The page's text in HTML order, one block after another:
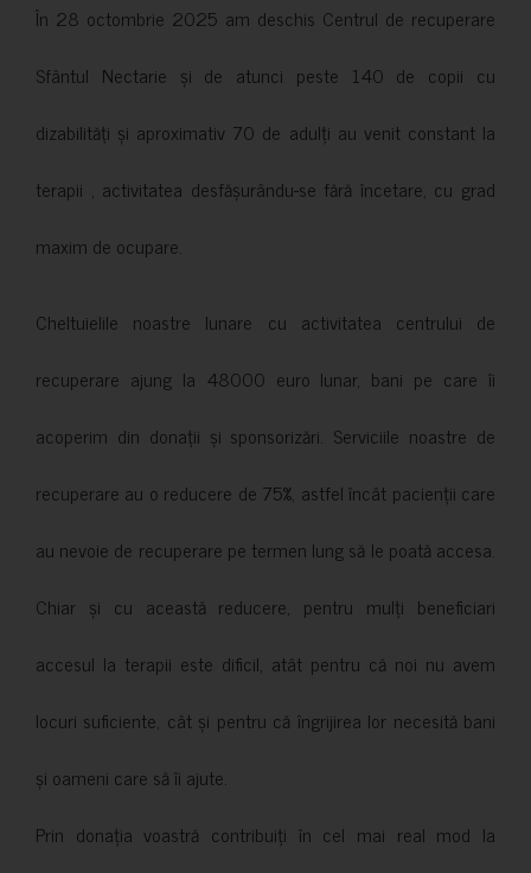
În 28 octombrie 2025 am deschis Centrul de recuperare
Sfântul Nectarie și de atunci peste 140 de copii cu
dizabilități și aproximativ 70 de adulți au venit constant la
terapii , activitatea desfășurându-se fără încetare, cu grad
maxim de ocupare.
Cheltuielile noastre lunare cu activitatea centrului de
recuperare ajung la 48000 euro lunar, bani pe care îi
acoperim din donații și sponsorizări. Serviciile noastre de
recuperare au o reducere de 75%, astfel încât pacienții care
au nevoie de recuperare pe termen lung să le poată accesa.
Chiar și cu această reducere, pentru mulți beneficiari
accesul la terapii este dificil, atât pentru că noi nu avem
locuri suficiente, cât și pentru că îngrijirea lor necesită bani
și oameni care să îi ajute.
Prin donația voastră contribuiți în cel mai real mod la